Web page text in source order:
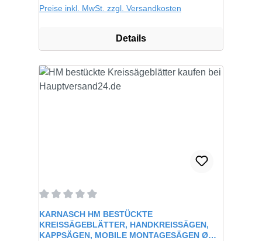
Preise inkl. MwSt. zzgl. Versandkosten
Details
Durchschnittliche Bewertung von 0 von 5 Sternen
KARNASCH HM BESTÜCKTE
KREISSÄGEBLÄTTER, HANDKREISSÄGEN,
KAPPSÄGEN, MOBILE MONTAGESÄGEN Ø